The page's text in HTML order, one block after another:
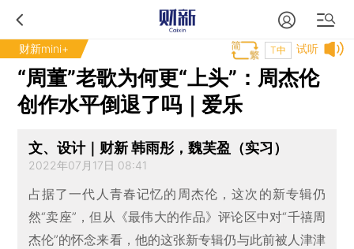
财新mini+ 试听
T中
“周董”老歌为何更“上头”：周杰伦
创作水平倒退了吗｜爱乐
文、设计｜财新 韩雨彤，魏芙盈（实习）
2022年07月17日 08:41
占据了一代人青春记忆的周杰伦，这次的新专辑仍
然“卖座”，但从《最伟大的作品》评论区中对“千禧周
杰伦”的怀念来看，他的这张新专辑仍与此前被人津津